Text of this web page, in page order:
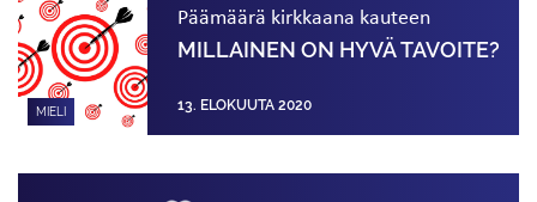
MIELI
Päämäärä kirkkaana kauteen
MILLAINEN ON HYVÄ TAVOITE?
13. ELOKUUTA 2020